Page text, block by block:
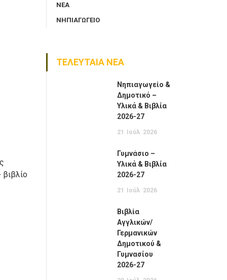
ΝΈΑ
ΝΗΠΙΑΓΩΓΕΙΟ
ΤΕΛΕΥΤΑΙΑ ΝΕΑ
Νηπιαγωγείο &
Δημοτικό –
Υλικά & Βιβλία
2026-27
21 Ιούλ 2026
Γυμνάσιο –
Υλικά & Βιβλία
2026-27
21 Ιούλ 2026
Βιβλία
Αγγλικών/
Γερμανικών
Δημοτικού &
Γυμνασίου
2026-27